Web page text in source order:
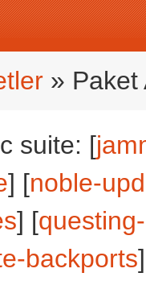
» Paket
suite: [
] [noble-
] [
backports